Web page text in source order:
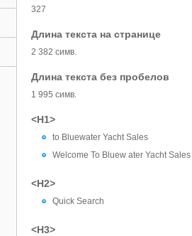
327
Длина текста на странице
2 382 симв.
Длина текста без пробелов
1 995 симв.
<H1>
to Bluewater Yacht Sales
Welcome To Bluew ater Yacht
<H2>
Quick Search
<H3>